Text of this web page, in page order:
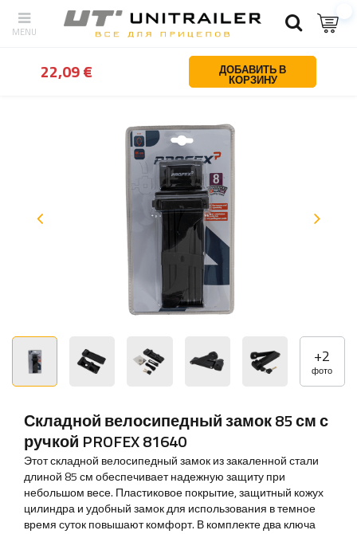
Назад Дом Автозапчасти и аксессуары Kempinga piederumi
+2
фото
Складной велосипедный замок 85 см с
ручкой PROFEX 81640
Этот складной велосипедный замок из закаленной стали
длиной 85 см обеспечивает надежную защиту при
небольшом весе. Пластиковое покрытие, защитный кожух
цилиндра и удобный замок для использования в темное
время суток повышают комфорт. В комплекте два ключа
22,09 € ДОБАВИТЬ В
КОРЗИНУ